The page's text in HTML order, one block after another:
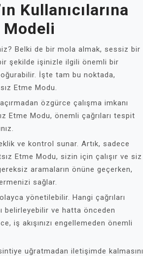
Kullanıcılarına
Belki de bir mola almak, sessiz bir
şekilde işinizle ilgili önemli bir
İşte tam bu noktada,
Etme Modu.
özgürce çalışma imkanı
Etme Modu, önemli çağrıları tespit
ve kontrol sunar. Artık, sadece
Etme Modu, sizin için çalışır ve siz
aramaların önüne geçerken,
sağlar.
yönetilebilir. Hangi çağrıları
belirleyebilir ve hatta önceden
iş akışınızı engellemeden önemli
uğratmadan iletişimde kalmasını